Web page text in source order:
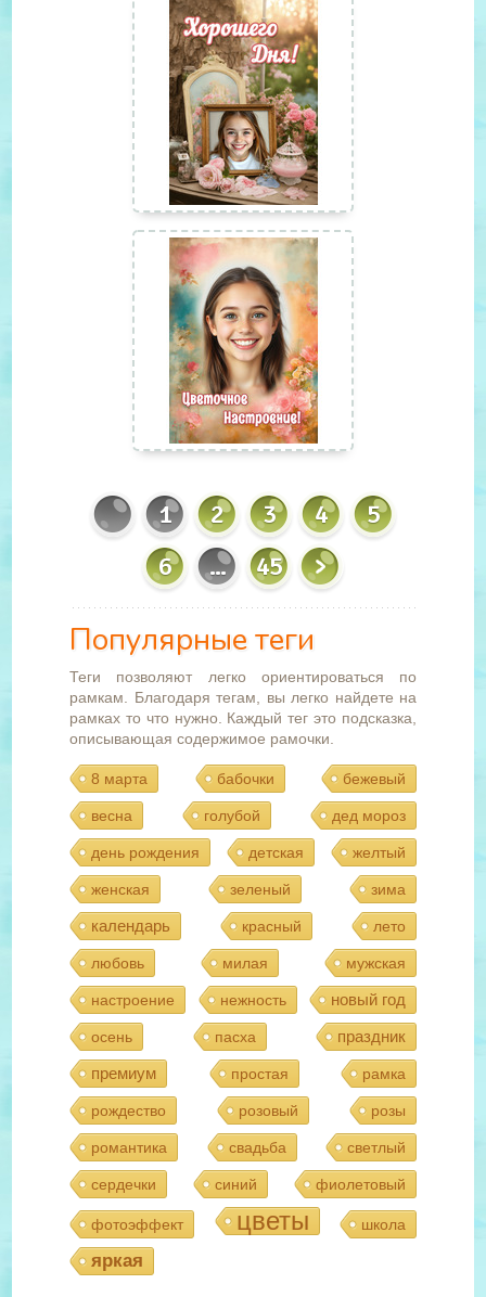
1 2 3 4
5
6
... 45
Популярные теги
Теги позволяют легко ориентироваться по
рамкам. Благодаря тегам, вы легко найдете на
рамках то что нужно. Каждый тег это подсказка,
описывающая содержимое рамочки.
8 марта бабочки бежевый
весна голубой дед мороз
день рождения детская желтый
женская зеленый зима
календарь красный лето
любовь милая мужская
настроение нежность новый год
осень пасха
праздник
премиум
простая рамка
рождество розовый розы
романтика свадьба светлый
сердечки синий фиолетовый
фотоэффект цветы школа
яркая